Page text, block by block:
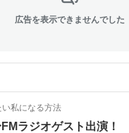
広告を表示できませんでした
い私になる方法
ラジオゲスト出演！